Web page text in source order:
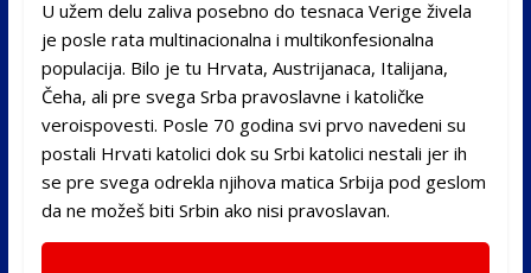
U užem delu zaliva posebno do tesnaca Verige živela
je posle rata multinacionalna i multikonfesionalna
populacija. Bilo je tu Hrvata, Austrijanaca, Italijana,
Čeha, ali pre svega Srba pravoslavne i katoličke
veroispovesti. Posle 70 godina svi prvo navedeni su
postali Hrvati katolici dok su Srbi katolici nestali jer ih
se pre svega odrekla njihova matica Srbija pod geslom
da ne možeš biti Srbin ako nisi pravoslavan.